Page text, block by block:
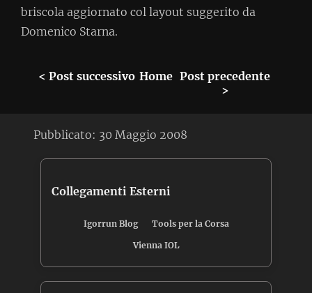
briscola aggiornato col layout suggerito da
Domenico Starna.
< Post successivo Home Post precedente
>
Pubblicato: 30 Maggio 2008
Collegamenti Esterni
Igorrun Blog Tools per la Corsa
Vienna IOL